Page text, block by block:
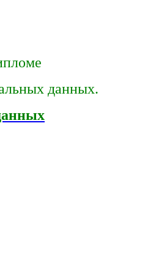
данных.